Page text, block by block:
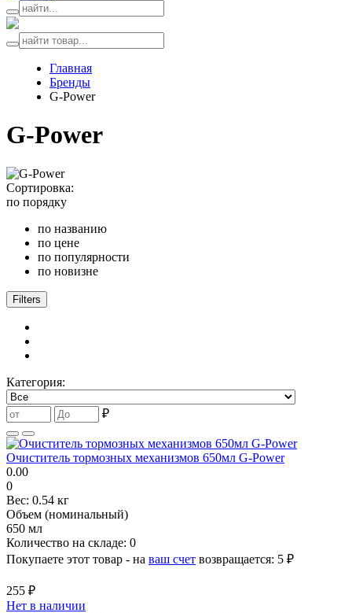
Главная
Бренды
G-Power
G-Power
Сортировка:
по порядку
по названию
по цене
по популярности
по новизне
Filters
Категория:
₽
Очиститель тормозных механизмов 650мл G-Power
0.00
0
Вес: 0.54 кг
Объем (номинальный)
650 мл
Количество на складе: 0
Покупаете этот товар - на ваш счет возвращается: 5 ₽
255 ₽
Нет в наличии